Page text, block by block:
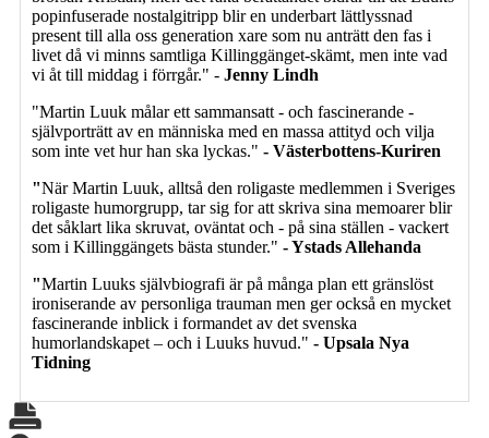
popinfuserade nostalgitripp blir en underbart lättlyssnad
present till alla oss generation xare som nu anträtt den fas i
livet då vi minns samtliga Killinggänget-skämt, men inte vad
vi åt till middag i förrgår." - Jenny Lindh
"Martin Luuk målar ett sammansatt - och fascinerande -
självporträtt av en människa med en massa attityd och vilja
som inte vet hur han ska lyckas." - Västerbottens-Kuriren
"När Martin Luuk, alltså den roligaste medlemmen i Sveriges
roligaste humorgrupp, tar sig for att skriva sina memoarer blir
det såklart lika skruvat, oväntat och - på sina ställen - vackert
som i Killinggängets bästa stunder." - Ystads Allehanda
"Martin Luuks självbiografi är på många plan ett gränslöst
ironiserande av personliga trauman men ger också en mycket
fascinerande inblick i formandet av det svenska
humorlandskapet – och i Luuks huvud." - Upsala Nya
Tidning